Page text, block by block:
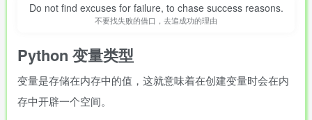
Do not find excuses for failure, to chase success reasons.
不要找失败的借口，去追成功的理由
Python 变量类型
变量是存储在内存中的值，这就意味着在创建变量时会在内
存中开辟一个空间。